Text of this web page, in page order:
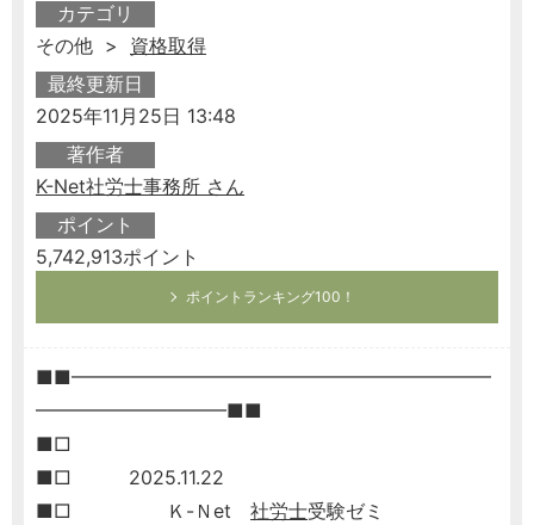
カテゴリ
その他 > 資格取得
最終更新日
2025年11月25日 13:48
著作者
K-Net社労士事務所 さん
ポイント
5,742,913ポイント
ポイントランキング100！
■■━━━━━━━━━━━━━━━━━━━━━━
━━━━━━━━━━■■
■□
■□ 2025.11.22
■□ Ｋ-Ｎet 社労士受験ゼミ